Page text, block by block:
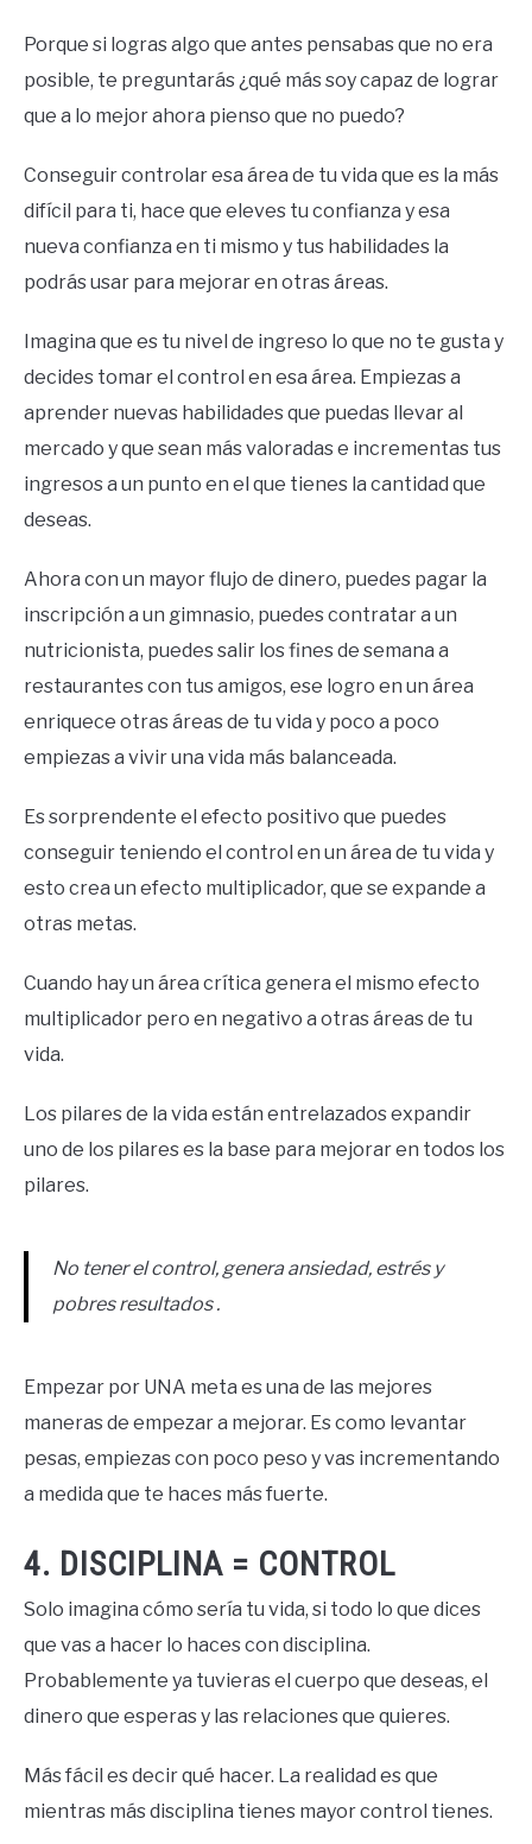
Porque si logras algo que antes pensabas que no era
posible, te preguntarás ¿qué más soy capaz de lograr
que a lo mejor ahora pienso que no puedo?
Conseguir controlar esa área de tu vida que es la más
difícil para ti, hace que eleves tu confianza y esa
nueva confianza en ti mismo y tus habilidades la
podrás usar para mejorar en otras áreas.
Imagina que es tu nivel de ingreso lo que no te gusta y
decides tomar el control en esa área. Empiezas a
aprender nuevas habilidades que puedas llevar al
mercado y que sean más valoradas e incrementas tus
ingresos a un punto en el que tienes la cantidad que
deseas.
Ahora con un mayor flujo de dinero, puedes pagar la
inscripción a un gimnasio, puedes contratar a un
nutricionista, puedes salir los fines de semana a
restaurantes con tus amigos, ese logro en un área
enriquece otras áreas de tu vida y poco a poco
empiezas a vivir una vida más balanceada.
Es sorprendente el efecto positivo que puedes
conseguir teniendo el control en un área de tu vida y
esto crea un efecto multiplicador, que se expande a
otras metas.
Cuando hay un área crítica genera el mismo efecto
multiplicador pero en negativo a otras áreas de tu
vida.
Los pilares de la vida están entrelazados expandir
uno de los pilares es la base para mejorar en todos los
pilares.
No tener el control, genera ansiedad, estrés y
pobres resultados .
Empezar por UNA meta es una de las mejores
maneras de empezar a mejorar. Es como levantar
pesas, empiezas con poco peso y vas incrementando
a medida que te haces más fuerte.
4. DISCIPLINA = CONTROL
Solo imagina cómo sería tu vida, si todo lo que dices
que vas a hacer lo haces con disciplina.
Probablemente ya tuvieras el cuerpo que deseas, el
dinero que esperas y las relaciones que quieres.
Más fácil es decir qué hacer. La realidad es que
mientras más disciplina tienes mayor control tienes.